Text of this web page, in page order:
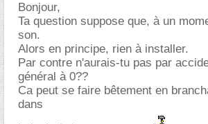
Bonjour,
Ta question suppose que, à un
son.
Alors en principe, rien à installer.
Par contre n'aurais-tu pas par
général à 0??
Ca peut se faire bêtement en
dans